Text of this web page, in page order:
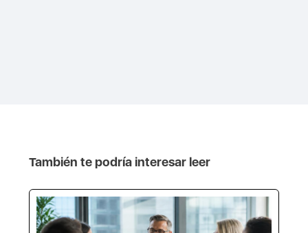
También te podría interesar leer